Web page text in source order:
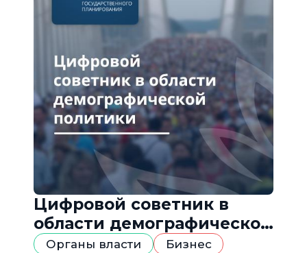
Цифровой советник в
области демографической
политики
Органы власти
Бизнес